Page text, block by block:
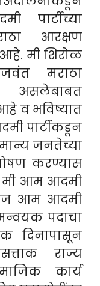
आरक्षण
मी शिरोळ
मराठा
असलेबाबत
व भविष्यात
पार्टीकडून
जनतेच्या
करण्यास
आम आदमी
आज आम आदमी
पदाचा
दिनापासून
राज्य
कार्य